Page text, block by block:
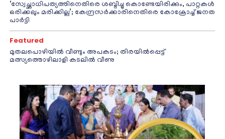
‘സ്വേച്ഛാധിപത്യത്തിനെതിരെ ശബ്ദിച്ചു കൊണ്ടേയിരിക്കും, പാറ്റകൾ
ഒരിക്കലും മരിക്കില്ല’; കേന്ദ്രസർക്കാരിനെതിരെ കോക്രോച്ച് ജനത
പാർട്ടി
Featured
മുതലപൊഴിയിൽ വീണ്ടും അപകടം; തിരയിൽപ്പെട്ട്
മത്സ്യത്തൊഴിലാളി കടലിൽ വീണു